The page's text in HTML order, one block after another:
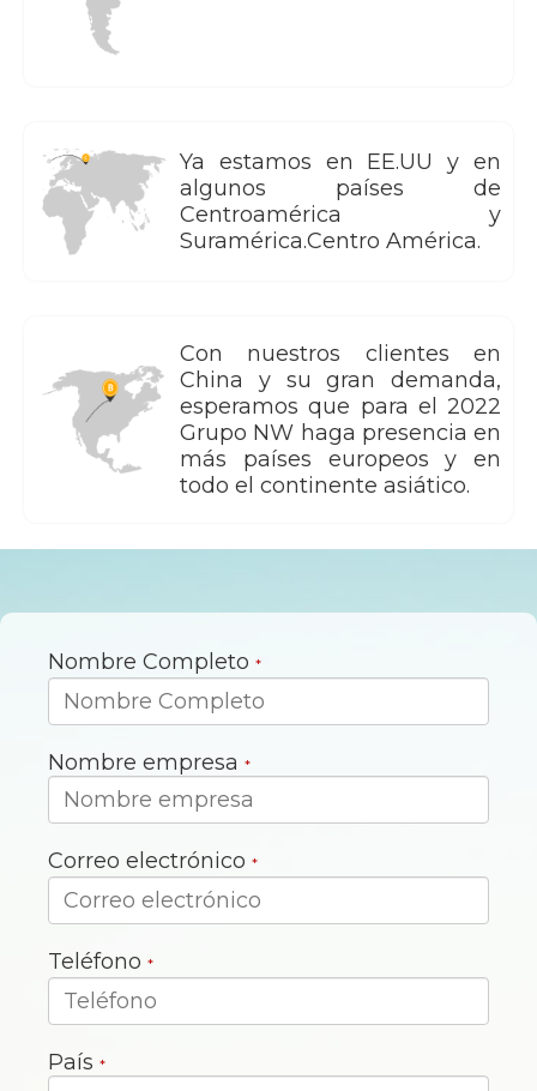
Ya estamos en EE.UU y en
algunos países de
Centroamérica y
Suramérica.Centro América.
Con nuestros clientes en
China y su gran demanda,
esperamos que para el 2022
Grupo NW haga presencia en
más países europeos y en
todo el continente asiático.
Nombre Completo *
Nombre empresa *
Correo electrónico *
Teléfono *
País *